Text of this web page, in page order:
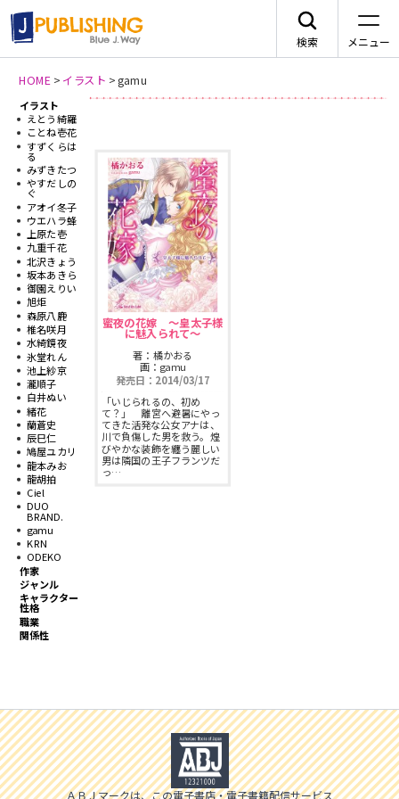
検索 メニュー
JA
レーベルから探す
arca comics
G-Lish
カクテルキス文庫
スフレコミックス
ロイヤルキス＆チュールキス
ピュールコミックス
フェアリーキス
Miacomics
BLUEMOON Novels
G-Lish LiKo
ジャンルから探す
BLコミック
TLコミック
BLノベル
TLノベル
少女コミック
ライトノベル
全作品ジャンル一覧へ
メニュー
ニュース
作品一覧
会社情報一覧
会社概要
採用情報
募集情報
PurComics募集情報
ご感想・お問合わせ
HOME > イラスト >gamu
イラスト
えとう綺羅
ことね壱花
すずくらは
る
みずきたつ
やすだしの
ぐ
アオイ冬子
ウエハラ蜂
上原た壱
九重千花
北沢きょう
坂本あきら
御園えりい
旭炬
森原八鹿
椎名咲月
水綺鏡夜
氷堂れん
池上紗京
瀧順子
白井ぬい
緒花
蘭蒼史
辰巳仁
鳩屋ユカリ
龍本みお
龍胡拍
Ciel
DUO
BRAND.
gamu
KRN
ODEKO
作家
ジャンル
キャラクター
性格
職業
関係性
蜜夜の花嫁 〜皇太子様
に魅入られて〜
著：橘かおる
画：gamu
発売日：2014/03/17
「いじられるの、初め
て？」 離宮へ避暑にやっ
てきた活発な公女アナは、
川で負傷した男を救う。煌
びやかな装飾を纏う麗しい
男は隣国の王子フランツだ
っ…
ＡＢＪマークは、この電子書店・電子書籍配信サービス